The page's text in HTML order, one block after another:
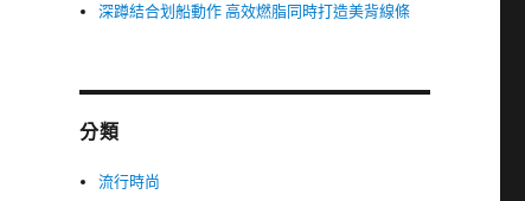
深蹲結合划船動作 高效燃脂同時打造美背線條
分類
流行時尚